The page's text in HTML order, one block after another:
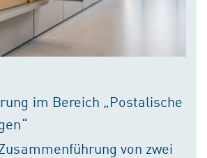
im Bereich „Postalische
von zwei